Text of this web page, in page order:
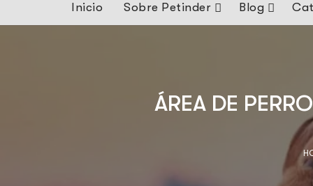
Inicio Sobre Petinder Blog
ÁREA DE